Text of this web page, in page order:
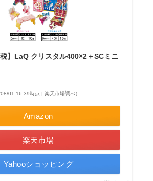
税】LaQ クリスタル400×2＋SCミニ
08/01 16:39時点 | 楽天市場調べ）
Amazon
楽天市場
Yahooショッピング